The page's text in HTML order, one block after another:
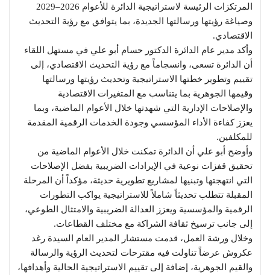
المرتكزات الرئيسة لاستراتيجية الدائرة للأعوام 2026–2029
وصياغة رؤيتها ورسالتها الجديدة، بما يتوافق مع رؤية التحديث
الاقتصادي.
وأكد مدير عام الدائرة الدكتور حسام أبو علي في مستهل اللقاء
أن الدائرة تسعى، وانسجاماً مع رؤية التحديث الاقتصادي، إلى
تقييم وتطوير خطتها الاستراتيجية وتحديث رؤيتها ورسالتها
وقيمها الجوهرية بما يتناسب مع المتغيرات الاقتصادية
والإصلاحات الإدارية التي شهدتها خلال الأعوام الماضية، وبما
يعزز كفاءة الأداء المؤسسي وجودة الخدمات الرقمية المقدمة
للمكلفين.
وأوضح أبو علي أن الدائرة تمكنت خلال الأعوام الماضية من
تحقيق قفزات نوعية في الإيرادات الضريبية بفضل الإصلاحات
التي انتهجتها وتبنيها لمشاريع تطويرية حديثة، مؤكداً أن المرحلة
المقبلة تتطلب تحديثاً شاملاً للاستراتيجية يواكب التطورات
الرقمية والمؤسسية ويعزز العدالة الضريبية والامتثال الطوعي،
إلى جانب ترسيخ ثقافة الشراكة مع مختلف القطاعات.
وخلال ورشة العمل، قدمت مستشار المدير العام السيدة رغد
عكروش عرضاً تناولت فيه مقترحات لتحديث الرؤية والرسالة
والقيم الجوهرية، إضافة إلى تقييم الاستراتيجية الحالية وأهدافها،